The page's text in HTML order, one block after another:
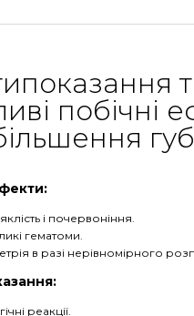
побічні
губ
і почервоніння.
гематоми.
в разі нерівномірного
реакції.